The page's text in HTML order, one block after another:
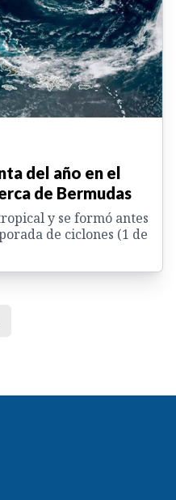
del año en el
de Bermudas
y se formó antes
de ciclones (1 de